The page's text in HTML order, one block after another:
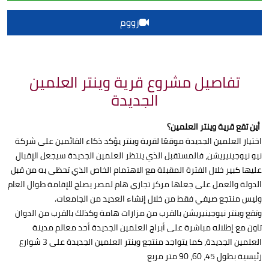
زووم
تفاصيل مشروع قرية وينتر العلمين
الجديدة
أين تقع قرية وينتر العلمين؟
اختيار العلمين الجديدة موقعًا لقرية وينتر يؤكد ذكاء القائمين على شركة
نيو نيوجينيريشن، فالمستقبل الذي ينتظر العلمين الجديدة سيجعل الإقبال
عليها كبير خلال الفترة المقبلة مع الاهتمام الخاص الذي تحظى به من قبل
الدولة والعمل على جعلها مركز تجاري هام لمصر يصلح للإقامة طوال العام
وليس منتجع صيفي فقط من خلال إنشاء العديد من الجامعات.
وتقع وينتر نيوجينيريشن بالقرب من مزارات هامة وكذلك بالقرب من الدوان
تاون مع إطلاله مباشرة على أبراج العلمين الجديدة أحد معالم مدينة
العلمين الجديدة، كما يتواجد منتجع وينتر العلمين الجديدة على 3 شوارع
رئيسية بطول 45، 60، 90 متر مربع